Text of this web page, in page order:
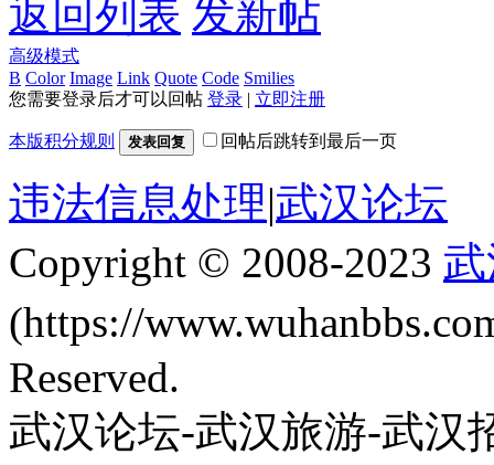
返回列表 发新帖
高级模式
B Color Image Link Quote Code Smilies
您需要登录后才可以回帖 登录 | 立即注册
本版积分规则 发表回复 回帖后跳转到最后一页
违法信息处理|武汉论坛
Copyright © 2008-2023
(https://
Reserved.
武汉论坛-武汉旅游-武汉